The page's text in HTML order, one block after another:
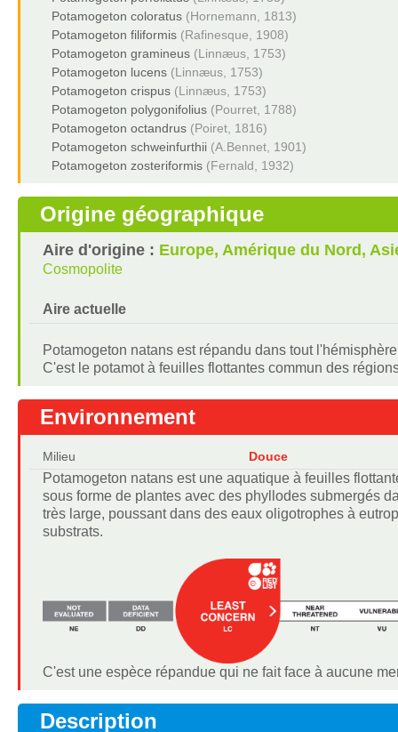
Potamogeton coloratus (Hornemann, 1813)
Potamogeton filiformis (Rafinesque, 1908)
Potamogeton gramineus (Linnæus, 1753)
Potamogeton lucens (Linnæus, 1753)
Potamogeton crispus (Linnæus, 1753)
Potamogeton polygonifolius (Pourret, 1788)
Potamogeton octandrus (Poiret, 1816)
Potamogeton schweinfurthii (A.Bennet, 1901)
Potamogeton zosteriformis (Fernald, 1932)
Origine géographique
Aire d'origine : Europe, Amérique du Nord,
Cosmopolite
Aire actuelle
Potamogeton natans est répandu dans tout
C'est le potamot à feuilles flottantes commun des
Environnement
Milieu Douce
Potamogeton natans est une aquatique à feuilles
sous forme de plantes avec des phyllodes submergés
très large, poussant dans des eaux oligotrophes à
substrats.
C'est une espèce répandue qui ne fait face à aucune
Description